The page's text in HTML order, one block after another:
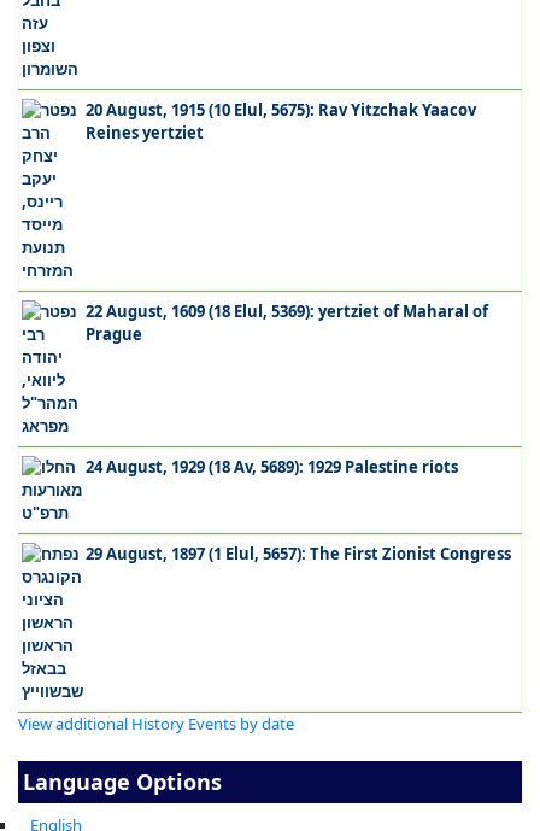
20 August, 1915 (10 Elul, 5675): Rav Yitzchak Yaacov
Reines yertziet
22 August, 1609 (18 Elul, 5369): yertziet of Maharal of
Prague
24 August, 1929 (18 Av, 5689): 1929 Palestine riots
29 August, 1897 (1 Elul, 5657): The First Zionist Congress
View additional History Events by date
Language Options
English